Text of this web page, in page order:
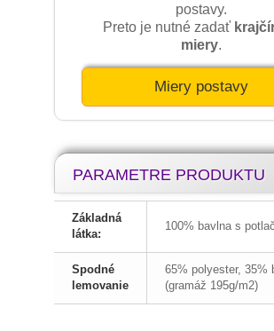
postavy.
Preto je nutné zadať
miery.
Miery postavy
Zažehľovaná sukňa štofka
Krojová sukňa je
prvkom je fartuch,
tlačienka.
PARAMETRE PRODUKTU
Základná
látka:
100% bavlna s
Spodné
lemovanie
65% polyester, 35%
(gramáž 195g/m2)